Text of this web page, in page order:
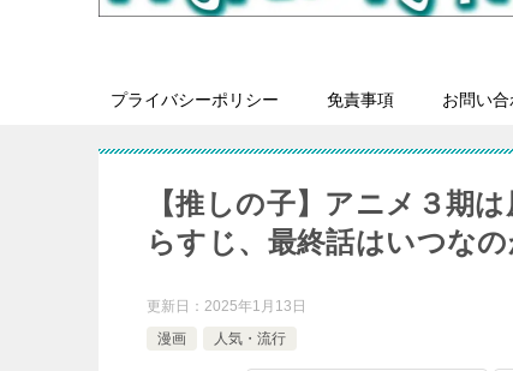
プライバシーポリシー 免責事項 お問い
【推しの子】アニメ３期
らすじ、最終話はいつなの
更新日： 2025年1月13日
漫画
人気・流行